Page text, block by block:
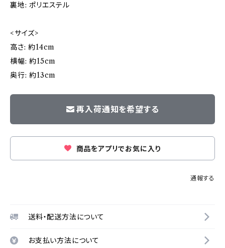
裏地: ポリエステル
<サイズ>
高さ: 約14cm
横幅: 約15cm
奥行: 約13cm
再入荷通知を希望する
商品をアプリでお気に入り
通報する
送料・配送方法について
お支払い方法について